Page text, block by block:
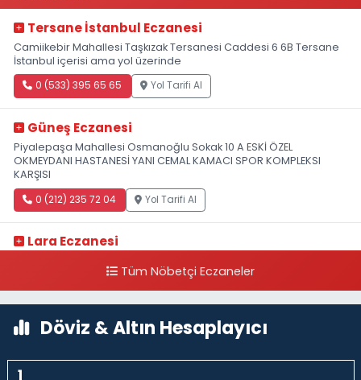
Tersane İstanbul Eczanesi
Camiikebir Mahallesi Taşkızak Tersanesi Caddesi 6 6B Tersane
İstanbul içerisi ama yol üzerinde
0 (533) 395 65 65 Yol Tarifi Al
Güneş Eczanesi
Piyalepaşa Mahallesi Osmanoğlu Sokak 10 A ESKİ ÖZEL
OKMEYDANI HASTANESİ YANI CEMAL KAMACI SPOR KOMPLEKSI
KARŞISI
0 (212) 235 72 04 Yol Tarifi Al
Lara Eczanesi
HASTANESİ KARŞISI
Tüm Nöbetçi Eczaneler
Döviz & Altın Hesaplayıcı